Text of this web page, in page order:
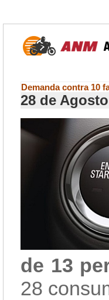
Demanda contra 10
28 de
de 13
28